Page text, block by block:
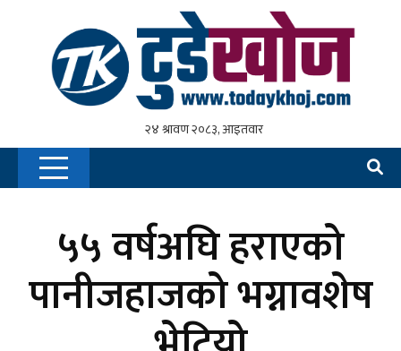
५५ वर्षअघि हराएको
पानीजहाजको भग्नावशेष